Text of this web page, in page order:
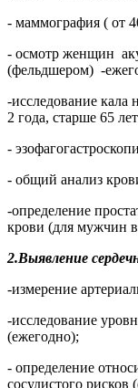
- маммография ( от
- осмотр женщин
(фельдшером) -
-исследование кала
2 года, старше 65
-
- общий анализ
-определение
крови (для мужчин
2.Выявление
-измерение
-исследование
(ежегодно);
- определение
сосудистого рисков